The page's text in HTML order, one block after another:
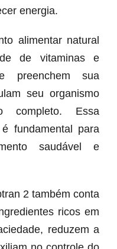
energia.
alimentar natural
de vitaminas e
preenchem sua
seu organismo
completo. Essa
fundamental para
saudável e
2 também conta
ricos em
reduzem a